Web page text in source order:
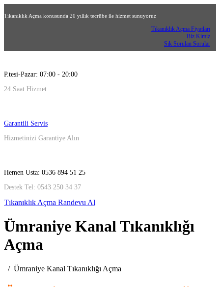
Tıkanıklık Açma konusunda 20 yıllık tecrübe ile hizmet sunuyoruz
Tıkanıklık Açma Fiyatları
Biz Kimiz
Sık Sorulan Sorular
P.tesi-Pazar: 07:00 - 20:00
24 Saat Hizmet
Garantili Servis
Hizmetinizi Garantiye Alın
Hemen Usta: 0536 894 51 25
Destek Tel: 0543 250 34 37
Tıkanıklık Açma Randevu Al
Ümraniye Kanal Tıkanıklığı
Açma
Ümraniye Kanal Tıkanıklığı Açma